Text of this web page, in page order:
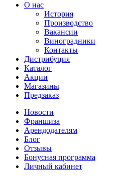
О нас
История
Производство
Вакансии
Виноградники
Контакты
Дистрибуция
Каталог
Акции
Магазины
Предзаказ
Новости
Франшиза
Арендодателям
Блог
Отзывы
Бонусная программа
Личный кабинет